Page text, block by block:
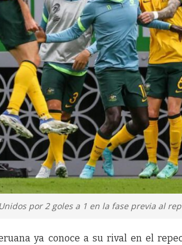
por 2 goles a 1 en la fase previa al
ya conoce a su rival en el